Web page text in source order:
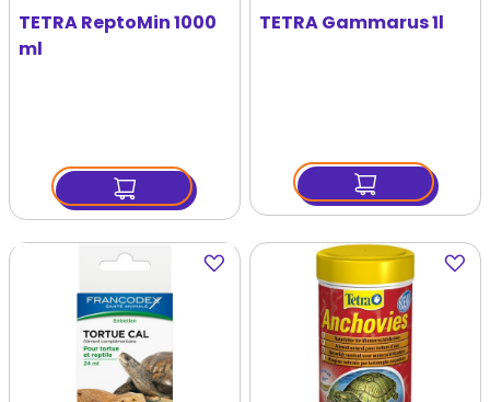
TETRA ReptoMin 1000
ml
TETRA Gammarus 1l
Dodaj
do
Dodaj
do